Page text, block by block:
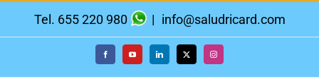
Tel. 655 220 980 | info@saludricard.com
FacebookYouTube LinkedIn X Instagram